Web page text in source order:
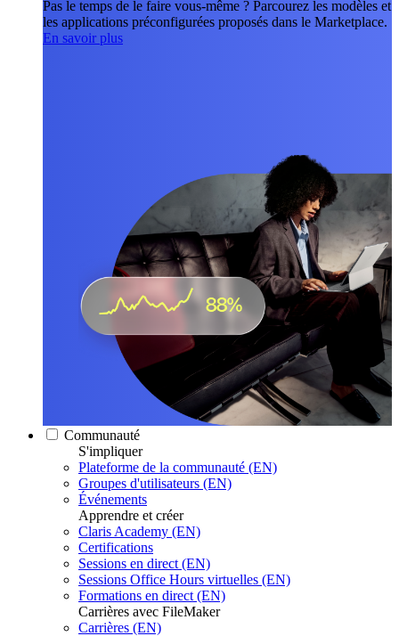
Pas le temps de le faire vous-même ? Parcourez les modèles et
les applications préconfigurées proposés dans le Marketplace.
En savoir plus
Communauté
S'impliquer
Plateforme de la communauté (EN)
Groupes d'utilisateurs (EN)
Événements
Apprendre et créer
Claris Academy (EN)
Certifications
Sessions en direct (EN)
Sessions Office Hours virtuelles (EN)
Formations en direct (EN)
Carrières avec FileMaker
Carrières (EN)